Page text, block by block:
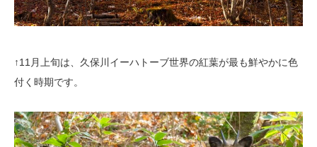
↑11月上旬は、久保川イーハトーブ世界の紅葉が最も鮮やかに色
付く時期です。